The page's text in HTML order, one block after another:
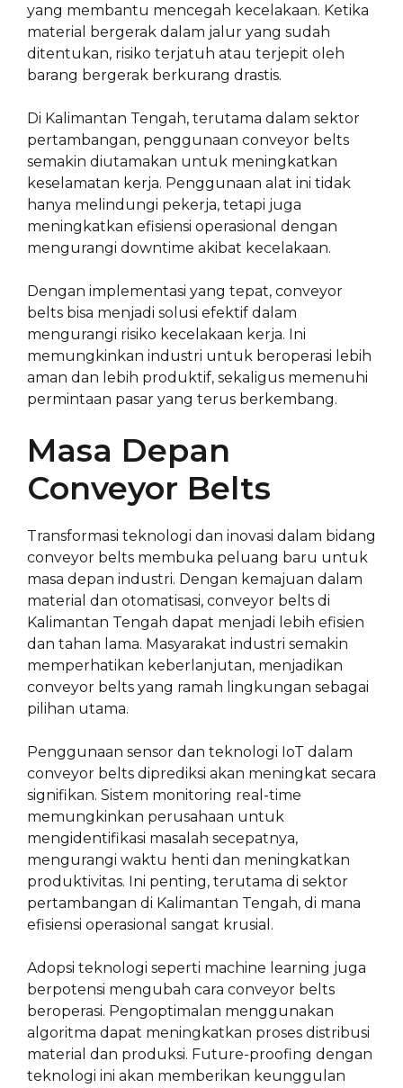
yang membantu mencegah kecelakaan. Ketika
material bergerak dalam jalur yang sudah
ditentukan, risiko terjatuh atau terjepit oleh
barang bergerak berkurang drastis.
Di Kalimantan Tengah, terutama dalam sektor
pertambangan, penggunaan conveyor belts
semakin diutamakan untuk meningkatkan
keselamatan kerja. Penggunaan alat ini tidak
hanya melindungi pekerja, tetapi juga
meningkatkan efisiensi operasional dengan
mengurangi downtime akibat kecelakaan.
Dengan implementasi yang tepat, conveyor
belts bisa menjadi solusi efektif dalam
mengurangi risiko kecelakaan kerja. Ini
memungkinkan industri untuk beroperasi lebih
aman dan lebih produktif, sekaligus memenuhi
permintaan pasar yang terus berkembang.
Masa Depan
Conveyor Belts
Transformasi teknologi dan inovasi dalam bidang
conveyor belts membuka peluang baru untuk
masa depan industri. Dengan kemajuan dalam
material dan otomatisasi, conveyor belts di
Kalimantan Tengah dapat menjadi lebih efisien
dan tahan lama. Masyarakat industri semakin
memperhatikan keberlanjutan, menjadikan
conveyor belts yang ramah lingkungan sebagai
pilihan utama.
Penggunaan sensor dan teknologi IoT dalam
conveyor belts diprediksi akan meningkat secara
signifikan. Sistem monitoring real-time
memungkinkan perusahaan untuk
mengidentifikasi masalah secepatnya,
mengurangi waktu henti dan meningkatkan
produktivitas. Ini penting, terutama di sektor
pertambangan di Kalimantan Tengah, di mana
efisiensi operasional sangat krusial.
Adopsi teknologi seperti machine learning juga
berpotensi mengubah cara conveyor belts
beroperasi. Pengoptimalan menggunakan
algoritma dapat meningkatkan proses distribusi
material dan produksi. Future-proofing dengan
teknologi ini akan memberikan keunggulan